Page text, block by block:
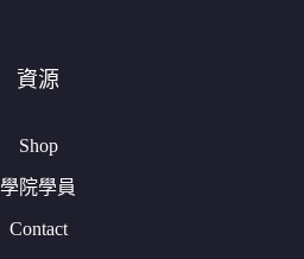
資源
Shop
學院學員
Contact